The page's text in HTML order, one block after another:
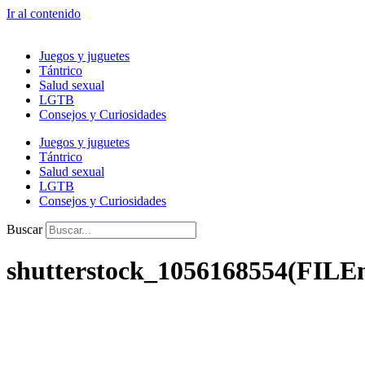
Ir al contenido
Juegos y juguetes
Tántrico
Salud sexual
LGTB
Consejos y Curiosidades
Juegos y juguetes
Tántrico
Salud sexual
LGTB
Consejos y Curiosidades
Buscar